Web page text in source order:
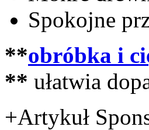
Spokojne
**obróbka i
** ułatwia
+Artykuł